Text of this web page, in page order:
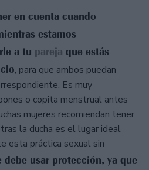
en cuenta cuando
estamos
a tu pareja que estás
, para que ambos puedan
Es muy
o copita menstrual antes
mujeres recomiendan tener
la ducha es el lugar ideal
esta práctica sexual sin
debe usar protección, ya que